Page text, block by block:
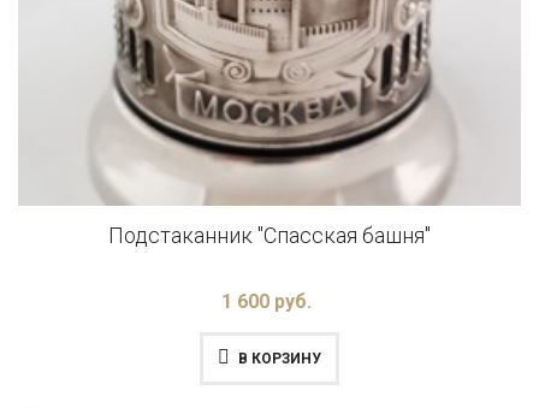
Подстаканник "Спасская башня"
1 600 руб.
В КОРЗИНУ